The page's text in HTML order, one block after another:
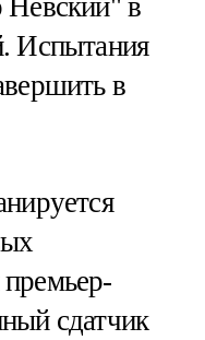
Испытания
в
сдатчик